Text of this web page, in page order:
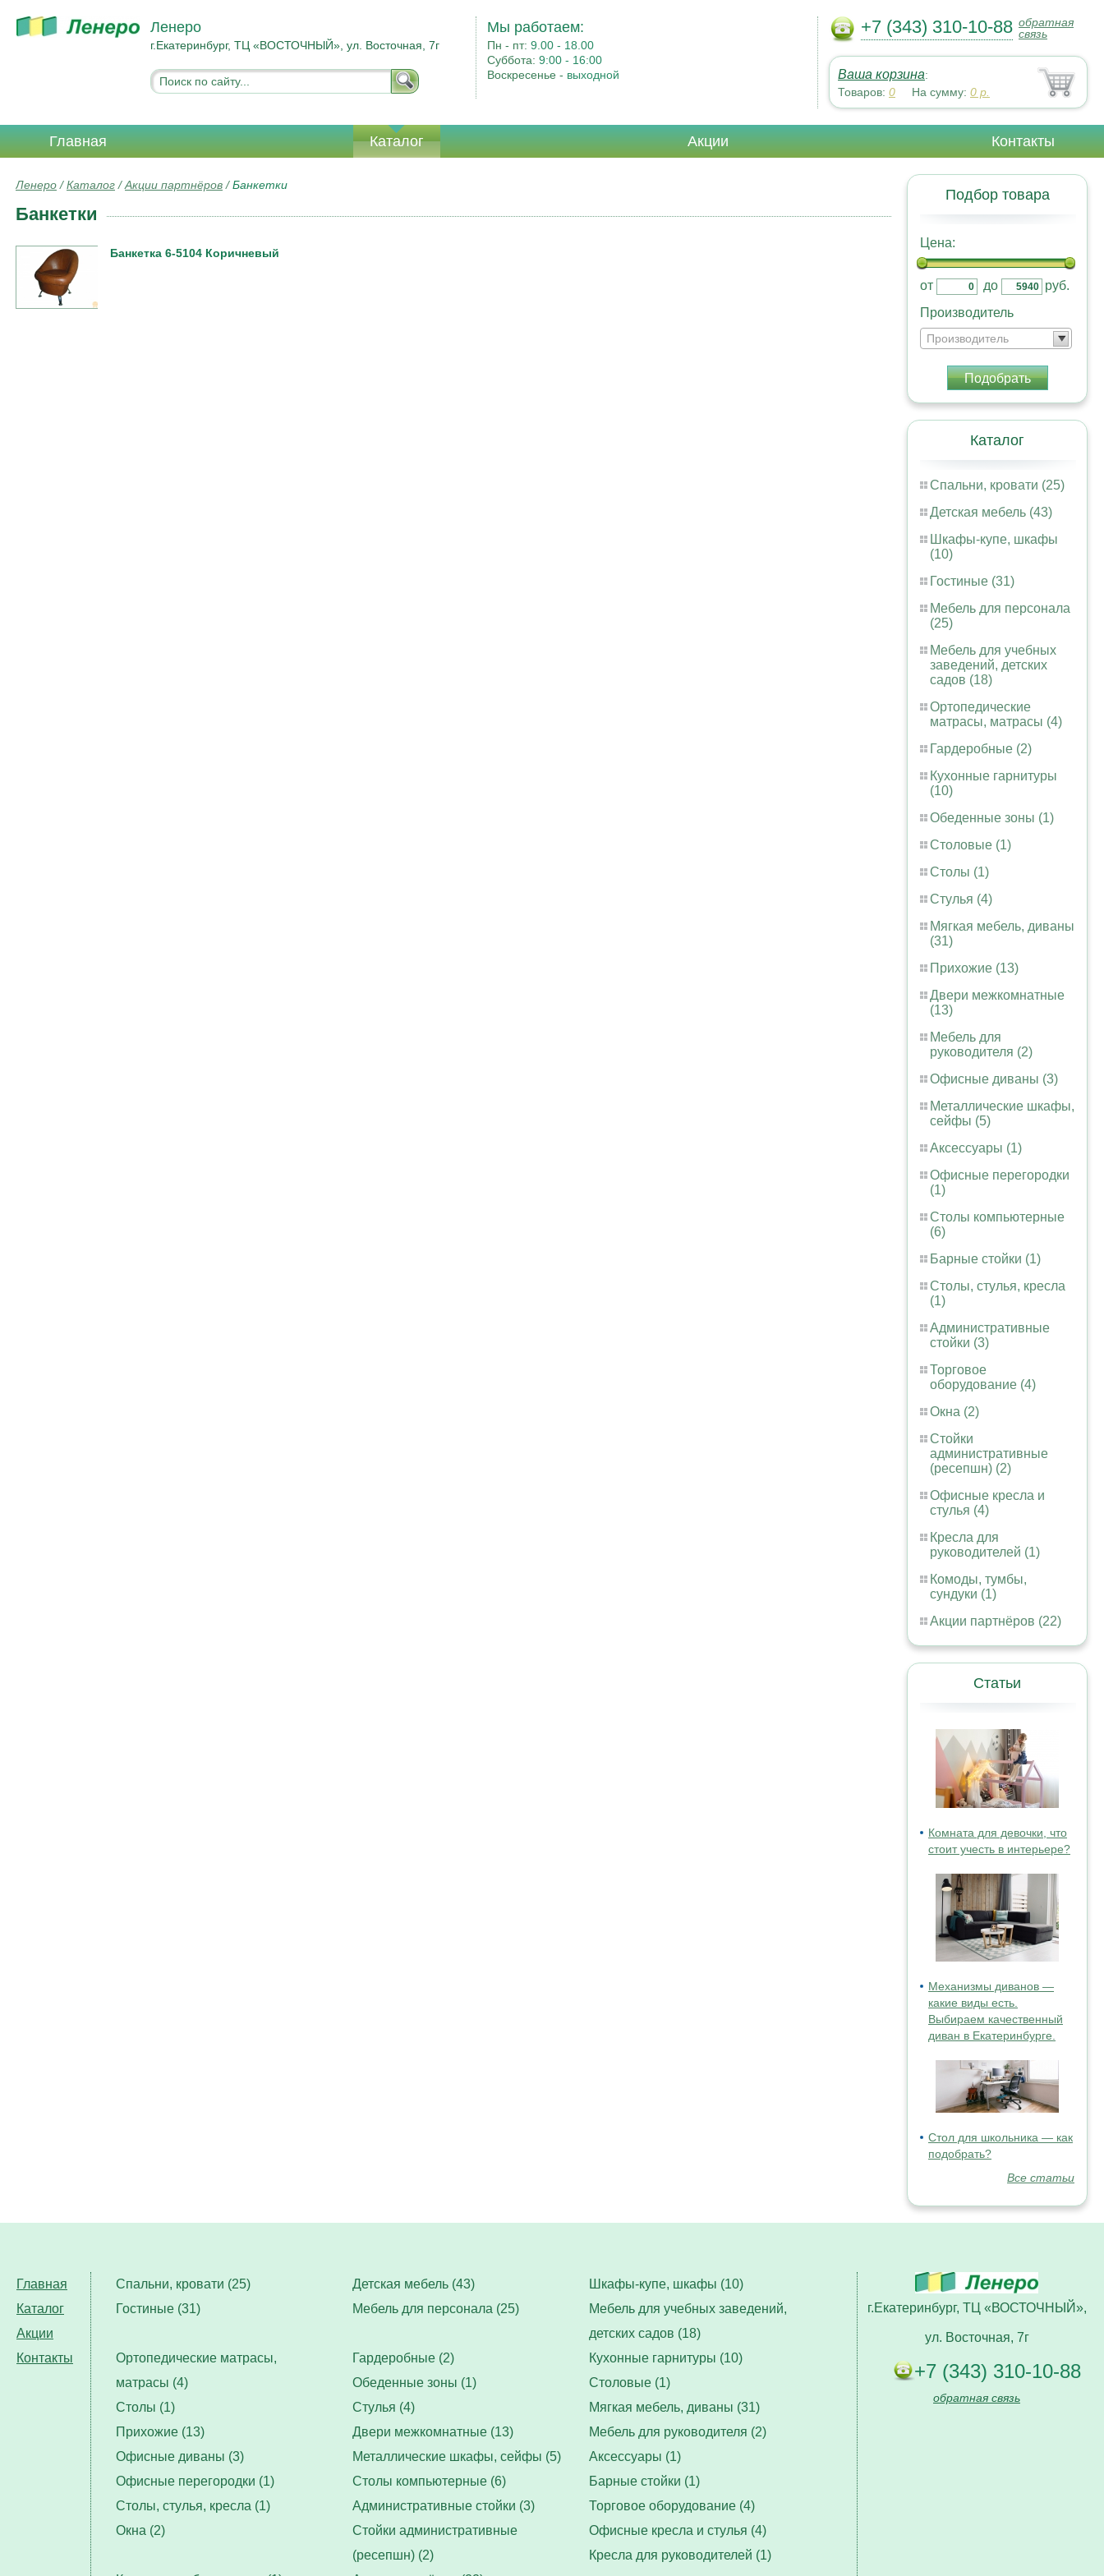
Ленеро
г.Екатеринбург, ТЦ «ВОСТОЧНЫЙ», ул. Восточная, 7г
Мы работаем:
Пн - пт:9.00 - 18.00
Суббота:9:00 - 16:00
Воскресенье - выходной
+7 (343) 310-10-88 обратная
связь
Ваша корзина:
Товаров: 0 На сумму: 0 р.
Главная Каталог Акции Контакты
Подбор товара
Цена:
от до
руб.
Производитель
Производитель
Подобрать
Каталог
Спальни, кровати (25)
Детская мебель (43)
Шкафы-купе, шкафы
(10)
Гостиные (31)
Мебель для персонала
(25)
Мебель для учебных
заведений, детских
садов (18)
Ортопедические
матрасы, матрасы (4)
Гардеробные (2)
Кухонные гарнитуры
(10)
Обеденные зоны (1)
Столовые (1)
Столы (1)
Стулья (4)
Мягкая мебель, диваны
(31)
Прихожие (13)
Двери межкомнатные
(13)
Мебель для
руководителя (2)
Офисные диваны (3)
Металлические шкафы,
сейфы (5)
Аксессуары (1)
Офисные перегородки
(1)
Столы компьютерные
(6)
Барные стойки (1)
Столы, стулья, кресла
(1)
Административные
стойки (3)
Торговое
оборудование (4)
Окна (2)
Стойки
административные
(ресепшн) (2)
Офисные кресла и
стулья (4)
Кресла для
руководителей (1)
Комоды, тумбы,
сундуки (1)
Акции партнёров (22)
Статьи
Комната для девочки, что
стоит учесть в интерьере?
Механизмы диванов —
какие виды есть.
Выбираем качественный
диван в Екатеринбурге.
Стол для школьника — как
подобрать?
Все статьи
Ленеро /Каталог /Акции партнёров /Банкетки
Банкетки
Банкетка 6-5104 Коричневый
Главная
Каталог
Акции
Контакты
г.Екатеринбург, ТЦ «ВОСТОЧНЫЙ»,
ул. Восточная, 7г
+7 (343) 310-10-88
обратная связь
Спальни, кровати (25) Детская мебель (43)
Шкафы-купе, шкафы (10)
Гостиные (31)
Мебель для персонала (25)
Мебель для учебных заведений,
детских садов (18)
Ортопедические матрасы,
матрасы (4)
Гардеробные (2)
Кухонные гарнитуры (10)
Обеденные зоны (1)
Столовые (1)
Столы (1)
Стулья (4)
Мягкая мебель, диваны (31)
Прихожие (13)
Двери межкомнатные (13)
Мебель для руководителя (2)
Офисные диваны (3)
Металлические шкафы, сейфы (5)
Аксессуары (1)
Офисные перегородки (1)
Столы компьютерные (6)
Барные стойки (1)
Столы, стулья, кресла (1)
Административные стойки (3)
Торговое оборудование (4)
Окна (2)
Стойки административные
(ресепшн) (2)
Офисные кресла и стулья (4)
Кресла для руководителей (1)